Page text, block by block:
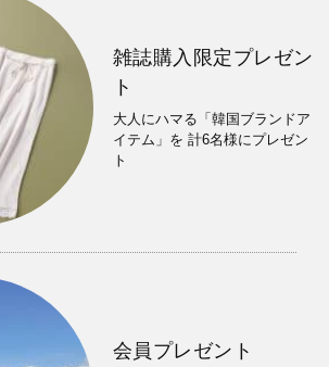
雑誌購入限定プレゼン
ト
大人にハマる「韓国ブランドア
イテム」を 計6名様にプレゼン
ト
会員プレゼント